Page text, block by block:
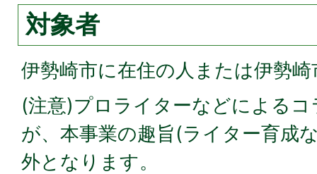
対象者
伊勢崎市に在住の人または伊勢
(注意)プロライターなどによる
が、本事業の趣旨(ライター育成
外となります。